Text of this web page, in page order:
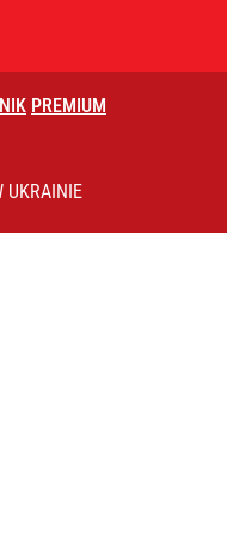
PREMIUM
tożsamość
UKRAINIE